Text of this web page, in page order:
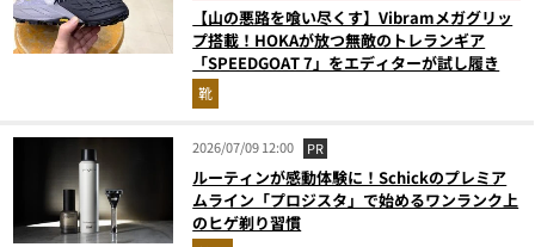
【山の悪路を喰い尽くす】Vibramメガグリッ
プ搭載！HOKAが放つ無敵のトレランギア
「SPEEDGOAT 7」をエディターが試し履き
靴
2026/07/09 12:00 PR
ルーティンが感動体験に！Schickのプレミア
ムライン「プロジスタ」で始めるワンランク上
のヒゲ剃り習慣